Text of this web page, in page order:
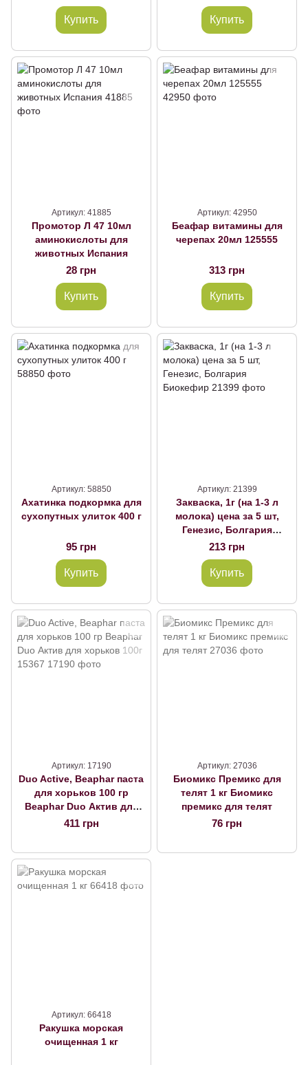
Купить Купить
Артикул: 41885
Промотор Л 47 10мл
аминокислоты для
животных Испания
28 грн
Купить
Артикул: 42950
Беафар витамины для
черепах 20мл 125555
313 грн
Купить
Артикул: 58850
Ахатинка подкормка для
сухопутных улиток 400 г
95 грн
Купить
Артикул: 21399
Закваска, 1г (на 1-3 л
молока) цена за 5 шт,
Генезис, Болгария
Биокефир
213 грн
Купить
Артикул: 17190
Duo Active, Beaphar паста
для хорьков 100 гр
Beaphar Duo Актив для
хорьков 100г 15367
411 грн
Артикул: 27036
Биомикс Премикс для
телят 1 кг Биомикс
премикс для телят
76 грн
Артикул: 66418
Ракушка морская
очищенная 1 кг